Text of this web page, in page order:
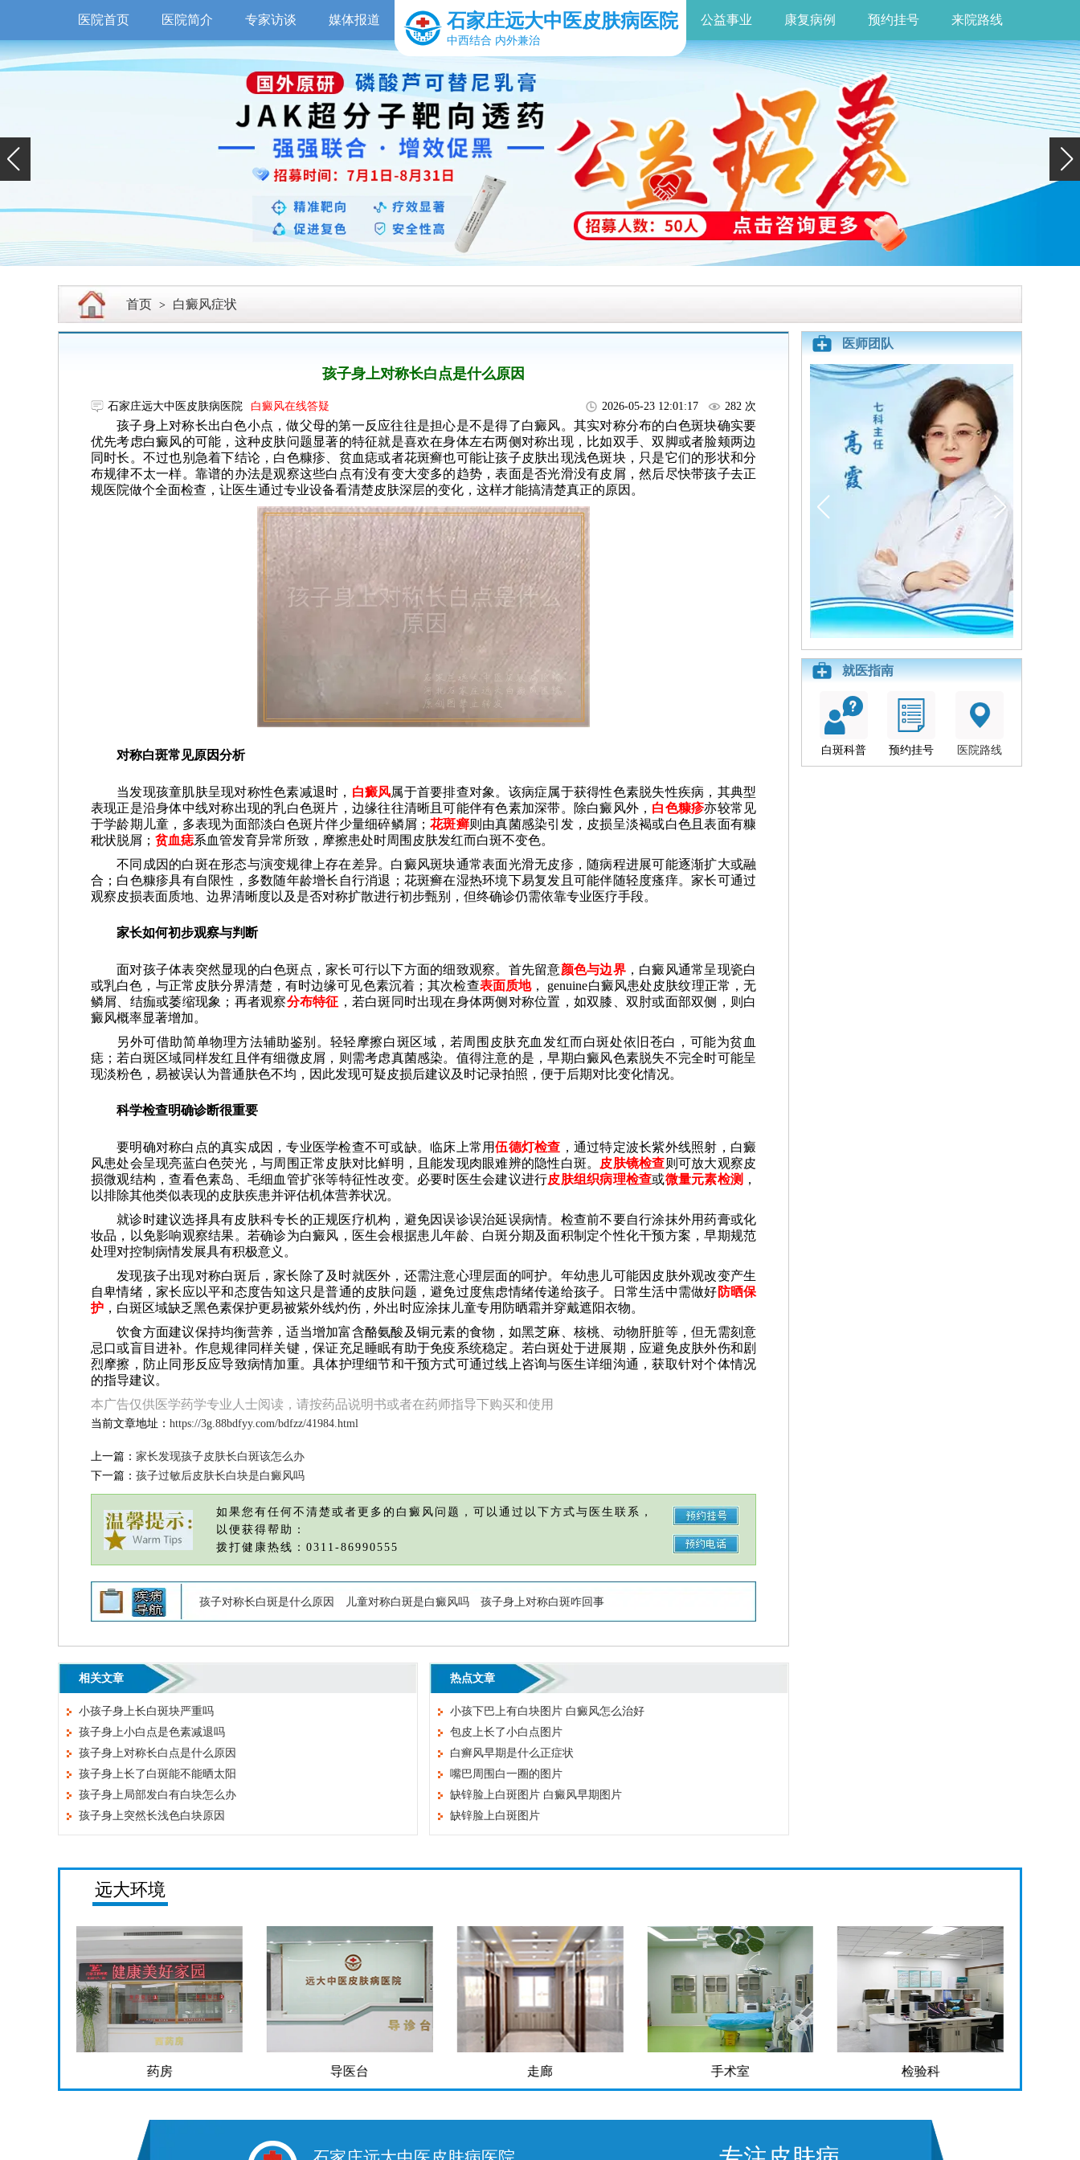
医院首页 医院简介 专家访谈 媒体报道 石家庄远大中医皮肤病医院
中西结合 内外兼治
公益事业 康复病例 预约挂号 来院路线
首页 > 白癜风症状
孩子身上对称长白点是什么原因
石家庄远大中医皮肤病医院 白癜风在线答疑 2026-05-23 12:01:17 282 次
孩子身上对称长出白色小点，做父母的第一反应往往是担心是不是得了白癜风。其实对称分布的白色斑块确实要
优先考虑白癜风的可能，这种皮肤问题显著的特征就是喜欢在身体左右两侧对称出现，比如双手、双脚或者脸颊两边
同时长。不过也别急着下结论，白色糠疹、贫血痣或者花斑癣也可能让孩子皮肤出现浅色斑块，只是它们的形状和分
布规律不太一样。靠谱的办法是观察这些白点有没有变大变多的趋势，表面是否光滑没有皮屑，然后尽快带孩子去正
规医院做个全面检查，让医生通过专业设备看清楚皮肤深层的变化，这样才能搞清楚真正的原因。
对称白斑常见原因分析
当发现孩童肌肤呈现对称性色素减退时， 白癜风属于首要排查对象。该病症属于获得性色素脱失性疾病，其典型
表现正是沿身体中线对称出现的乳白色斑片，边缘往往清晰且可能伴有色素加深带。除白癜风外， 白色糠疹亦较常见
于学龄期儿童，多表现为面部淡白色斑片伴少量细碎鳞屑； 花斑癣则由真菌感染引发，皮损呈淡褐或白色且表面有糠
秕状脱屑； 贫血痣系血管发育异常所致，摩擦患处时周围皮肤发红而白斑不变色。
不同成因的白斑在形态与演变规律上存在差异。白癜风斑块通常表面光滑无皮疹，随病程进展可能逐渐扩大或融
合；白色糠疹具有自限性，多数随年龄增长自行消退；花斑癣在湿热环境下易复发且可能伴随轻度瘙痒。家长可通过
观察皮损表面质地、边界清晰度以及是否对称扩散进行初步甄别，但终确诊仍需依靠专业医疗手段。
家长如何初步观察与判断
面对孩子体表突然显现的白色斑点，家长可行以下方面的细致观察。首先留意颜色与边界，白癜风通常呈现瓷白
或乳白色，与正常皮肤分界清楚，有时边缘可见色素沉着；其次检查表面质地， genuine白癜风患处皮肤纹理正常，无
鳞屑、结痂或萎缩现象；再者观察分布特征 ，若白斑同时出现在身体两侧对称位置，如双膝、双肘或面部双侧，则白
癜风概率显著增加。
另外可借助简单物理方法辅助鉴别。轻轻摩擦白斑区域，若周围皮肤充血发红而白斑处依旧苍白，可能为贫血
痣；若白斑区域同样发红且伴有细微皮屑，则需考虑真菌感染。值得注意的是，早期白癜风色素脱失不完全时可能呈
现淡粉色，易被误认为普通肤色不均，因此发现可疑皮损后建议及时记录拍照，便于后期对比变化情况。
科学检查明确诊断很重要
要明确对称白点的真实成因，专业医学检查不可或缺。临床上常用伍德灯检查 ，通过特定波长紫外线照射，白癜
风患处会呈现亮蓝白色荧光，与周围正常皮肤对比鲜明，且能发现肉眼难辨的隐性白斑。 皮肤镜检查则可放大观察皮
损微观结构，查看色素岛、毛细血管扩张等特征性改变。必要时医生会建议进行皮肤组织病理检查或微量元素检测 ，
以排除其他类似表现的皮肤疾患并评估机体营养状况。
就诊时建议选择具有皮肤科专长的正规医疗机构，避免因误诊误治延误病情。检查前不要自行涂抹外用药膏或化
妆品，以免影响观察结果。若确诊为白癜风，医生会根据患儿年龄、白斑分期及面积制定个性化干预方案，早期规范
处理对控制病情发展具有积极意义。
发现孩子出现对称白斑后，家长除了及时就医外，还需注意心理层面的呵护。年幼患儿可能因皮肤外观改变产生
自卑情绪，家长应以平和态度告知这只是普通的皮肤问题，避免过度焦虑情绪传递给孩子。日常生活中需做好 防晒保
护 ，白斑区域缺乏黑色素保护更易被紫外线灼伤，外出时应涂抹儿童专用防晒霜并穿戴遮阳衣物。
饮食方面建议保持均衡营养，适当增加富含酪氨酸及铜元素的食物，如黑芝麻、核桃、动物肝脏等，但无需刻意
忌口或盲目进补。作息规律同样关键，保证充足睡眠有助于免疫系统稳定。若白斑处于进展期，应避免皮肤外伤和剧
烈摩擦，防止同形反应导致病情加重。具体护理细节和干预方式可通过线上咨询与医生详细沟通，获取针对个体情况
的指导建议。
本广告仅供医学药学专业人士阅读，请按药品说明书或者在药师指导下购买和使用
当前文章地址： https://3g.88bdfyy.com/bdfzz/41984.html
上一篇： 家长发现孩子皮肤长白斑该怎么办
下一篇： 孩子过敏后皮肤长白块是白癜风吗
如果您有任何不清楚或者更多的白癜风问题，可以通过以下方式与医生联系，
以便获得帮助：
拨打健康热线：0311-86990555
孩子对称长白斑是什么原因 儿童对称白斑是白癜风吗 孩子身上对称白斑咋回事
相关文章
小孩子身上长白斑块严重吗
孩子身上小白点是色素减退吗
孩子身上对称长白点是什么原因
孩子身上长了白斑能不能晒太阳
孩子身上局部发白有白块怎么办
孩子身上突然长浅色白块原因
热点文章
小孩下巴上有白块图片 白癜风怎么治好
包皮上长了小白点图片
白癣风早期是什么正症状
嘴巴周围白一圈的图片
缺锌脸上白斑图片 白癜风早期图片
缺锌脸上白斑图片
医师团队
就医指南
白斑科普 预约挂号 医院路线
远大环境
药房 导医台 走廊 手术室 检验科